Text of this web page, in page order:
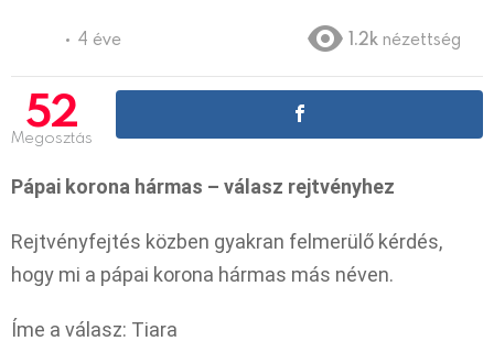
4 éve 1.2k nézettség
52
Megosztás
Pápai korona hármas – válasz rejtvényhez
Rejtvényfejtés közben gyakran felmerülő kérdés,
hogy mi a pápai korona hármas más néven.
Íme a válasz: Tiara